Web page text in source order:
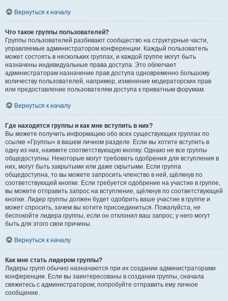
Вернуться к началу
Что такое группы пользователей?
Группы пользователей разбивают сообщество на структурные части,
управляемые администратором конференции. Каждый пользователь
может состоять в нескольких группах, и каждой группе могут быть
назначены индивидуальные права доступа. Это облегчает
администраторам назначение прав доступа одновременно большому
количеству пользователей, например, изменение модераторских прав
или предоставление пользователям доступа к приватным форумам.
Вернуться к началу
Где находятся группы и как мне вступить в них?
Вы можете получить информацию обо всех существующих группах по
ссылке «Группы» в вашем личном разделе. Если вы хотите вступить в
одну из них, нажмите соответствующую кнопку. Однако не все группы
общедоступны. Некоторые могут требовать одобрения для вступления в
них, могут быть закрытыми или даже скрытыми. Если группа
общедоступна, то вы можете запросить членство в ней, щёлкнув по
соответствующей кнопке. Если требуется одобрение на участие в группе,
вы можете отправить запрос на вступление, щёлкнув по соответствующей
кнопке. Лидер группы должен будет одобрить ваше участие в группе и
может спросить, зачем вы хотите присоединиться. Пожалуйста, не
беспокойте лидера группы, если он отклонил ваш запрос; у него могут
быть для этого свои причины.
Вернуться к началу
Как мне стать лидером группы?
Лидеры групп обычно назначаются при их создании администраторами
конференции. Если вы заинтересованы в создании группы, сначала
свяжитесь с администратором; попробуйте отправить ему личное
сообщение.